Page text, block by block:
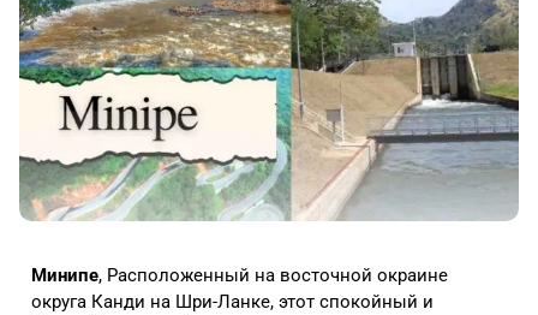
Минипе, Расположенный на восточной окраине
округа Канди на Шри-Ланке, этот спокойный и